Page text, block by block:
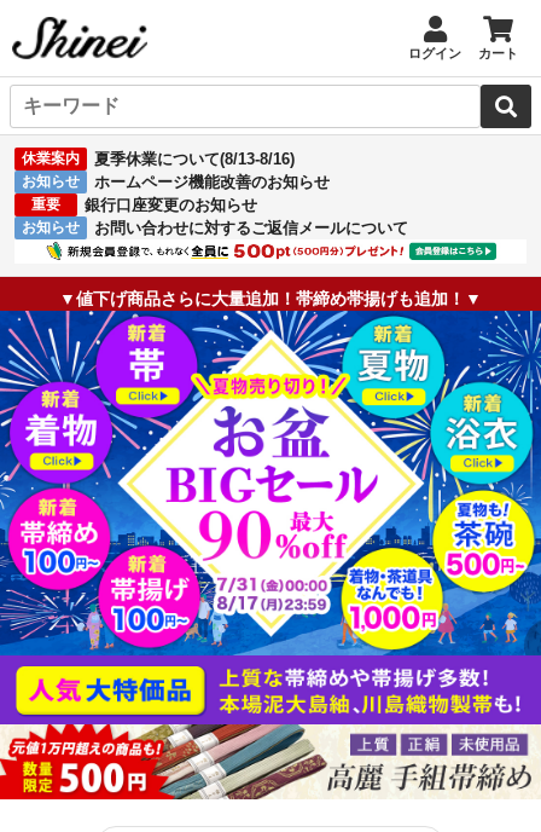
ログイン カート
休業案内 夏季休業について(8/13-8/16)
お知らせ ホームページ機能改善のお知らせ
重要 銀行口座変更のお知らせ
お知らせ お問い合わせに対するご返信メールについて
▼値下げ商品さらに大量追加！帯締め帯揚げも追加！▼